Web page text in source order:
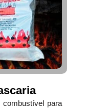
para